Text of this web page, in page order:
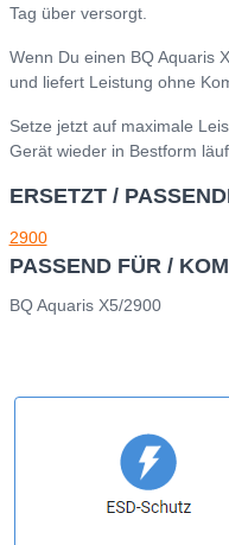
Tag über versorgt.
Wenn Du einen BQ Aquaris
und liefert Leistung ohne
Setze jetzt auf maximale
Gerät wieder in Bestform
ERSETZT /
2900
PASSEND FÜR /
BQ Aquaris X5/2900